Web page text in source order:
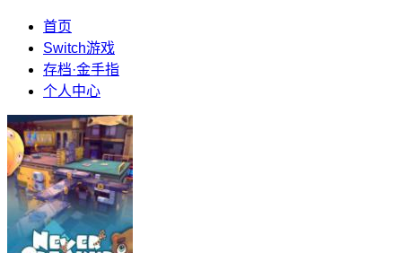
首页
Switch游戏
存档·金手指
个人中心